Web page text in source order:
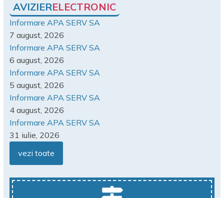
AVIZIERELECTRONIC
Informare APA SERV SA
7 august, 2026
Informare APA SERV SA
6 august, 2026
Informare APA SERV SA
5 august, 2026
Informare APA SERV SA
4 august, 2026
Informare APA SERV SA
31 iulie, 2026
vezi toate